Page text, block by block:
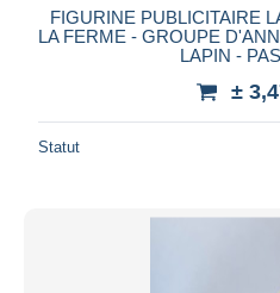
FIGURINE PUBLICITAIRE
LA FERME - GROUPE
LAPIN -
±
Statut